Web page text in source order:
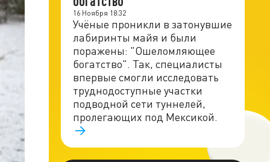
16 Ноября 18:32
Учёные проникли в затонувшие
лабиринты майя и были
поражены: "Ошеломляющее
богатство". Так, специалисты
впервые смогли исследовать
труднодоступные участки
подводной сети туннелей,
пролегающих под Мексикой.